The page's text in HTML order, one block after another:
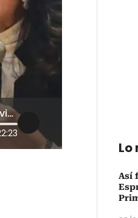
Cabal: “Con Uribe vicepresidente ganamos en primera vuelta”; Muñoz advierte inconstitucionalidad
Lo
Así